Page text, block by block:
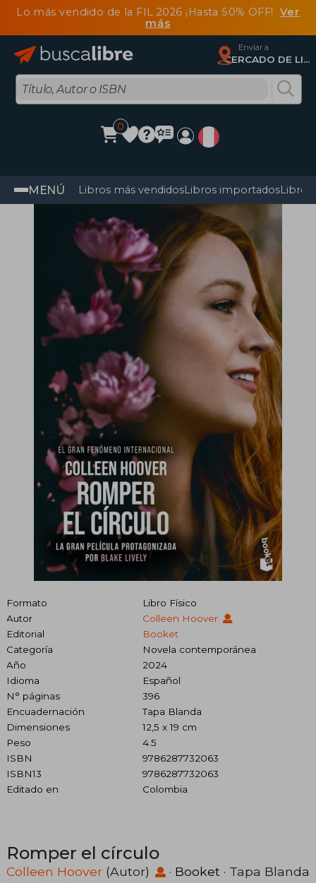
Lo más vendido de la FIL 2026 ¡Hasta 50% OFF! Ver
más
Enviar a
CERCADO DE LIMA, Lima
0
MENÚ Libros más vendidosLibros importadosLibros
Formato
Libro Físico
Autor
Colleen Hoover
Editorial
Booket
Categoría
Novela contemporánea
Año
2024
Idioma
Español
N° páginas
396
Encuadernación
Tapa Blanda
Dimensiones
12,5 x 19 cm
Peso
4.5
ISBN
9786287732063
ISBN13
9786287732063
Editado en
Colombia
Romper el círculo
Colleen Hoover (Autor) · Booket · Tapa Blanda